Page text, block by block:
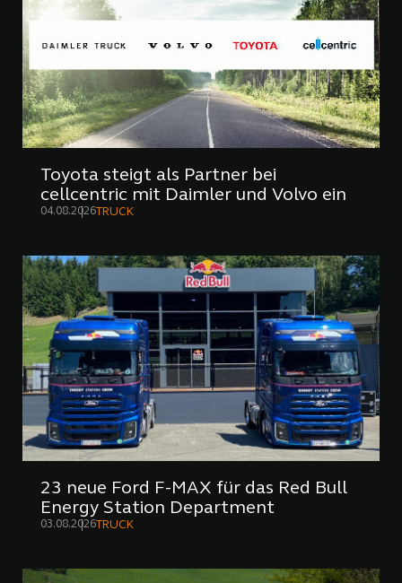
Toyota steigt als Partner bei
cellcentric mit Daimler und Volvo ein
04.08.2026TRUCK
23 neue Ford F-MAX für das Red Bull
Energy Station Department
03.08.2026TRUCK